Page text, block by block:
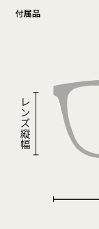
付属品